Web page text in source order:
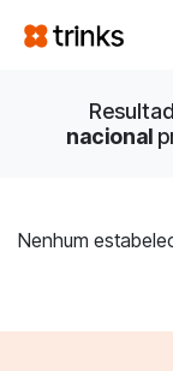
nacional
Nenhum